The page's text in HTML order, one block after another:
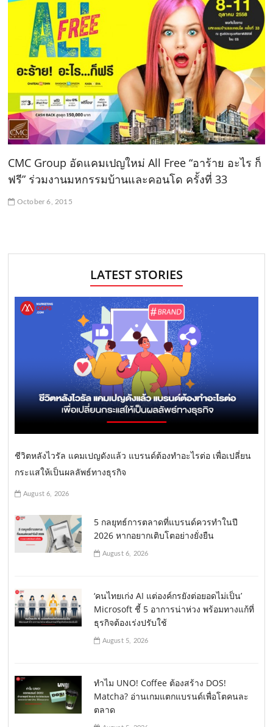
CMC Group อัดแคมเปญใหม่ All Free “อาร้าย อะไร ก็
ฟรี” ร่วมงานมหกรรมบ้านและคอนโด ครั้งที่ 33
October 6, 2015
LATEST STORIES
ชีวิตหลังไวรัล แคมเปญดังแล้ว แบรนด์ต้องทำอะไรต่อ เพื่อเปลี่ยน
กระแสให้เป็นผลลัพธ์ทางธุรกิจ
August 6, 2026
5 กลยุทธ์การตลาดที่แบรนด์ควรทำในปี
2026 หากอยากเติบโตอย่างยั่งยืน
August 6, 2026
‘คนไทยเก่ง AI แต่องค์กรยังต่อยอดไม่เป็น’
Microsoft ชี้ 5 อาการน่าห่วง พร้อมทางแก้ที่
ธุรกิจต้องเร่งปรับใช้
August 5, 2026
ทำไม UNO! Coffee ต้องสร้าง DOS!
Matcha? อ่านเกมแตกแบรนด์เพื่อโตคนละ
ตลาด